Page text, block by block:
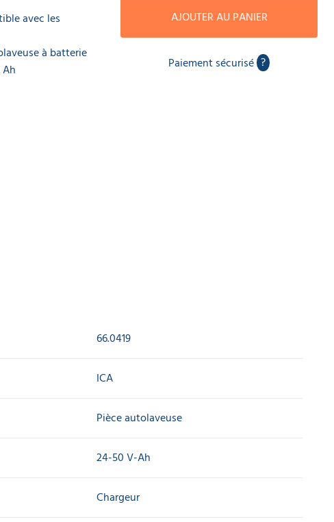
avec les
à batterie
AJOUTER AU PANIER
Paiement sécurisé ?
66.0419
ICA
Pièce autolaveuse
24-50 V-Ah
Chargeur